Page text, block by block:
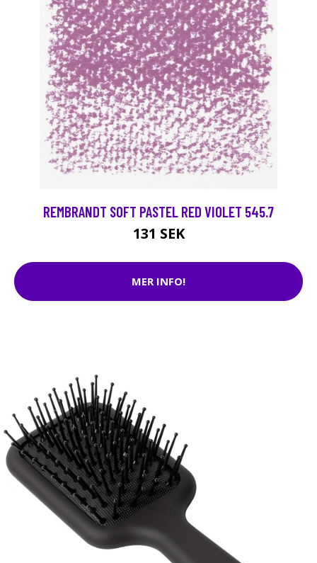
REMBRANDT SOFT PASTEL RED VIOLET 545.7
131 SEK
MER INFO!